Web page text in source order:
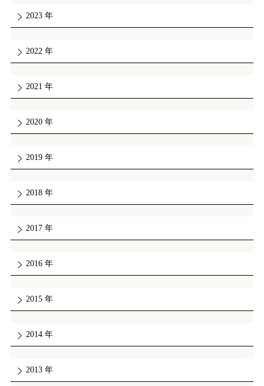
2023
2022
2021
2020
2019
2018
2017
2016
2015
2014
2013